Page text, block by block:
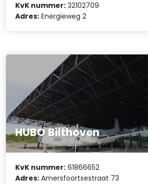
KvK nummer: 32102709
Adres: Energieweg 2
HUBO Bilthoven
KvK nummer: 61866652
Adres: Amersfoortsestraat 73